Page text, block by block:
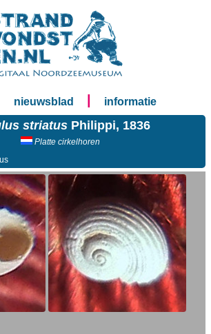
nieuwsblad informatie
striatus Philippi, 1836
Platte cirkelhoren